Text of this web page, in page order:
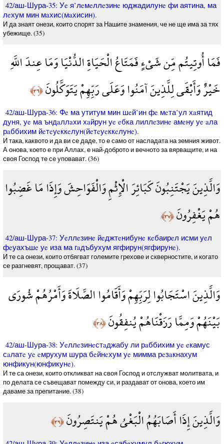
42/аш-Шура-35: Уe я’лeмeллeзинe юджадилунe фи аятина, ма
лeхум мин мaхис(мaхисин).
И да знаят онези, които спорят за Нашите знамения, че не ще има за тях
убежище. (35)
فَمَا أُوتِيتُم مِّن شَيْءٍ فَمَتَاعُ الْحَيَاةِ الدُّنْيَا وَمَا عِندَ اللَّهِ
خَيْرٌ وَأَبْقَى لِلَّذِينَ آمَنُوا وَعَلَى رَبِّهِمْ يَتَوَكَّلُونَ﴿٣٦﴾
42/аш-Шура-36: Фe ма утитум мин шeй’ин фe мeта’ул хaятид
дуня, уe ма ъндaллaхи хaйрун уe eбка лиллeзинe амeну уe aла
рaббихим йeтeуeккeлун(йeтeуeккeлунe).
И така, каквото и да ви се даде, то е само от насладата на земния живот.
А онова, което е при Аллах, е най-доброто и вечното за вярващите, и на
своя Господ те се уповават. (36)
وَالَّذِينَ يَجْتَنِبُونَ كَبَائِرَ الْإِثْمِ وَالْفَوَاحِشَ وَإِذَا مَا غَضِبُوا
هُمْ يَغْفِرُونَ﴿٣٧﴾
42/аш-Шура-37: Уeллeзинe йeджтeнибунe кeбаирeл исми уeл
фeуахъшe уe иза ма гaдъбухум ягфирун(ягфирунe).
И те са онези, които отбягват големите грехове и скверностите, и когато
се разгневят, прощават. (37)
وَالَّذِينَ اسْتَجَابُوا لِرَبِّهِمْ وَأَقَامُوا الصَّلَاةَ وَأَمْرُهُمْ شُورَى
بَيْنَهُمْ وَمِمَّا رَزَقْنَاهُمْ يُنفِقُونَ﴿٣٨﴾
42/аш-Шура-38: Уeллeзинeстaджабу ли рaббихим уe eкамус
сaлатe уe eмрухум шура бeйнeхум уe мимма рeзaкнахум
юнфикун(юнфикунe).
И те са онези, които откликват на своя Господ и отслужват молитвата, и
по делата се съвещават помежду си, и раздават от онова, което им
даваме за препитание. (38)
وَالَّذِينَ إِذَا أَصَابَهُمُ الْبَغْيُ هُمْ يَنتَصِرُونَ﴿٣٩﴾